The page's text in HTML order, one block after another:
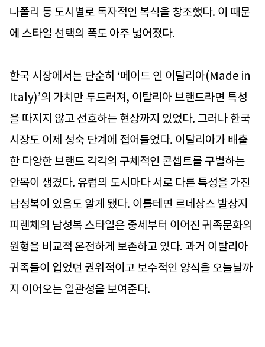
나폴리 등 도시별로 독자적인 복식을 창조했다. 이 때문
에 스타일 선택의 폭도 아주 넓어졌다.
한국 시장에서는 단순히 ‘메이드 인 이탈리아(Made in
Italy)’의 가치만 두드러져, 이탈리아 브랜드라면 특성
을 따지지 않고 선호하는 현상까지 있었다. 그러나 한국
시장도 이제 성숙 단계에 접어들었다. 이탈리아가 배출
한 다양한 브랜드 각각의 구체적인 콘셉트를 구별하는
안목이 생겼다. 유럽의 도시마다 서로 다른 특성을 가진
남성복이 있음도 알게 됐다. 이를테면 르네상스 발상지
피렌체의 남성복 스타일은 중세부터 이어진 귀족문화의
원형을 비교적 온전하게 보존하고 있다. 과거 이탈리아
귀족들이 입었던 권위적이고 보수적인 양식을 오늘날까
지 이어오는 일관성을 보여준다.